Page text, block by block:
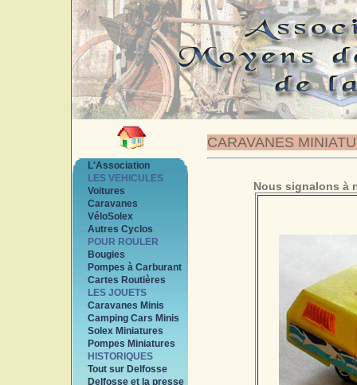
CARAVANES
L'Association
LES VEHICULES
Voitures
Caravanes
VéloSolex
Autres Cyclos
POUR ROULER
Bougies
Pompes à Carburant
Cartes Routières
LES JOUETS
Caravanes Minis
Camping Cars Minis
Solex Miniatures
Pompes Miniatures
HISTORIQUES
Tout sur Delfosse
Delfosse et la presse
Nous signalons à